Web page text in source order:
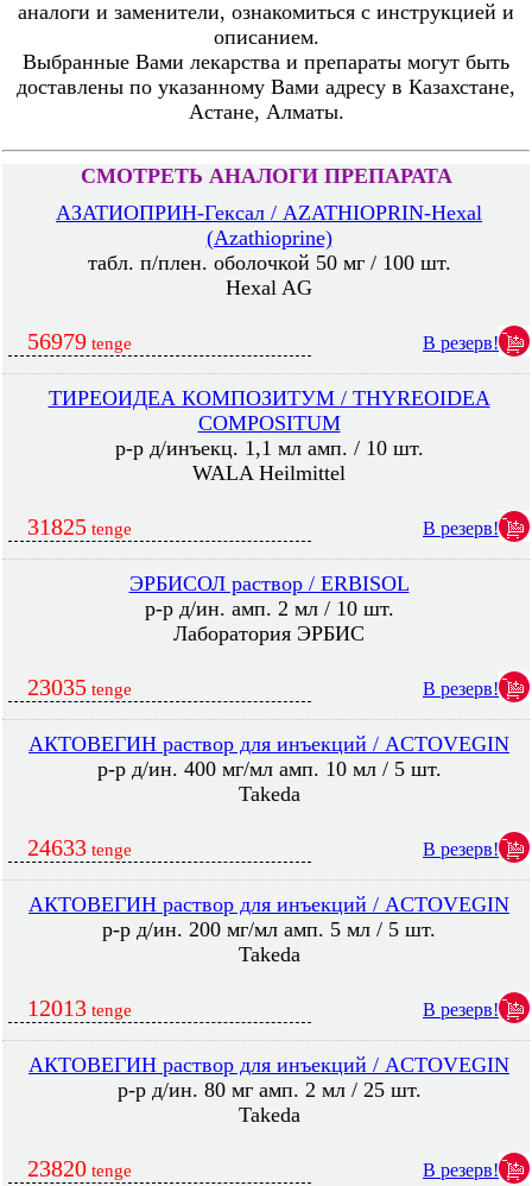
аналоги и заменители, ознакомиться с инструкцией и
описанием.
Выбранные Вами лекарства и препараты могут быть
доставлены по указанному Вами адресу в Казахстане,
Астане, Алматы.
СМОТРЕТЬ АНАЛОГИ ПРЕПАРАТА
АЗАТИОПРИН-Гексал / AZATHIOPRIN-Hexal
(Azathioprine)
табл. п/плен. оболочкой 50 мг / 100 шт.
Hexal AG
56979 tenge В резерв!
ТИРЕОИДЕА КОМПОЗИТУМ / THYREOIDEA
COMPOSITUM
р-р д/инъекц. 1,1 мл амп. / 10 шт.
WALA Heilmittel
31825 tenge В резерв!
ЭРБИСОЛ раствор / ERBISOL
р-р д/ин. амп. 2 мл / 10 шт.
Лаборатория ЭРБИС
23035 tenge В резерв!
АКТОВЕГИН раствор для инъекций / ACTOVEGIN
р-р д/ин. 400 мг/мл амп. 10 мл / 5 шт.
Takeda
24633 tenge В резерв!
АКТОВЕГИН раствор для инъекций / ACTOVEGIN
р-р д/ин. 200 мг/мл амп. 5 мл / 5 шт.
Takeda
12013 tenge В резерв!
АКТОВЕГИН раствор для инъекций / ACTOVEGIN
р-р д/ин. 80 мг амп. 2 мл / 25 шт.
Takeda
23820 tenge В резерв!